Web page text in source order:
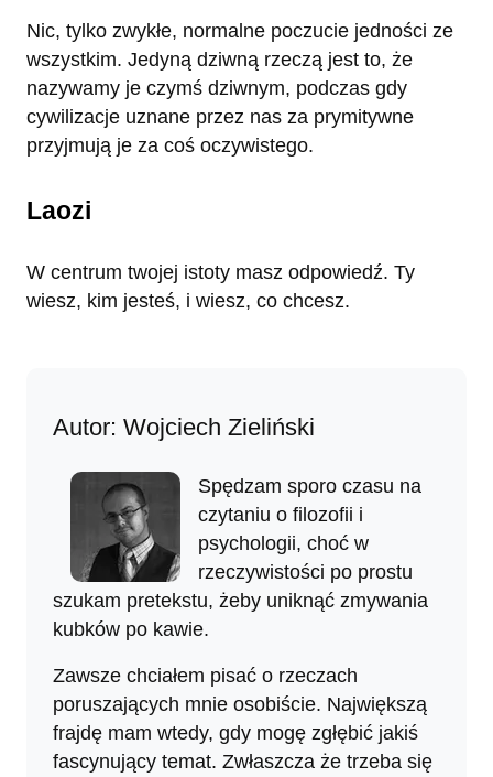
Nic, tylko zwykłe, normalne poczucie jedności ze
wszystkim. Jedyną dziwną rzeczą jest to, że
nazywamy je czymś dziwnym, podczas gdy
cywilizacje uznane przez nas za prymitywne
przyjmują je za coś oczywistego.
Laozi
W centrum twojej istoty masz odpowiedź. Ty
wiesz, kim jesteś, i wiesz, co chcesz.
Autor: Wojciech Zieliński
Spędzam sporo czasu na
czytaniu o filozofii i
psychologii, choć w
rzeczywistości po prostu
szukam pretekstu, żeby uniknąć zmywania
kubków po kawie.
Zawsze chciałem pisać o rzeczach
poruszających mnie osobiście. Największą
frajdę mam wtedy, gdy mogę zgłębić jakiś
fascynujący temat. Zwłaszcza że trzeba się